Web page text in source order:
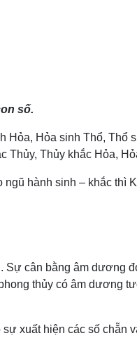
số.
Hỏa, Hỏa sinh Thổ, Thổ
Thủy, Thủy khắc Hỏa,
hành sinh – khắc
cân bằng âm
thủy có âm
xuất hiện các số chẵn